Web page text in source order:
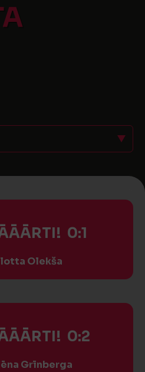
0:1
Olekša
0:2
Grīnberga